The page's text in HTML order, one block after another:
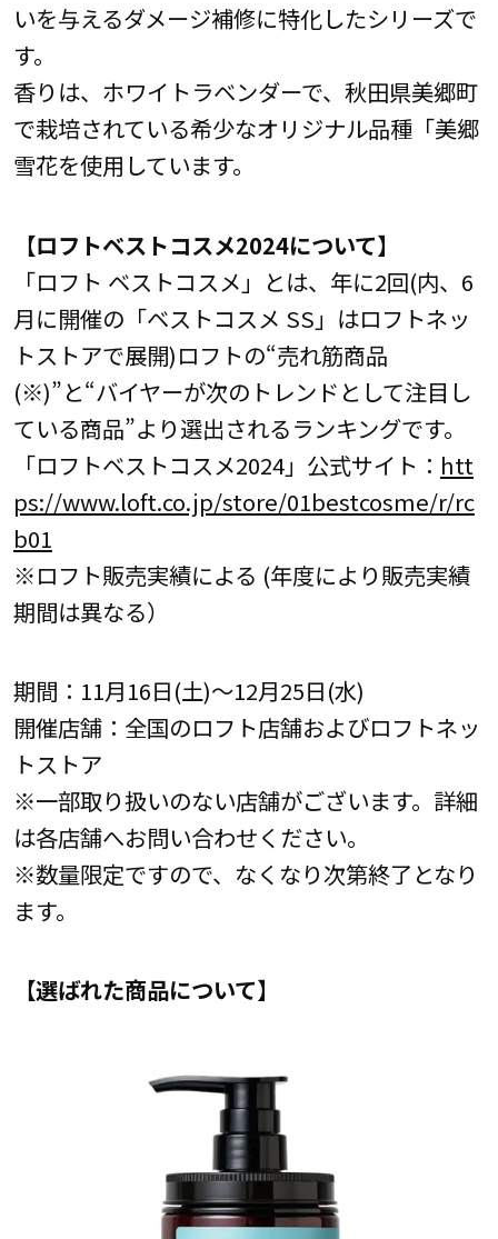
いを与えるダメージ補修に特化したシリーズで
す。
香りは、ホワイトラベンダーで、秋田県美郷町
で栽培されている希少なオリジナル品種「美郷
雪花を使用しています。
【ロフトベストコスメ2024について】
「ロフト ベストコスメ」とは、年に2回(内、6
月に開催の「ベストコスメ SS」はロフトネッ
トストアで展開)ロフトの“売れ筋商品
(※)”と“バイヤーが次のトレンドとして注目し
ている商品”より選出されるランキングです。
「ロフトベストコスメ2024」公式サイト： htt
ps://www.loft.co.jp/store/01bestcosme/r/rc
b01
※ロフト販売実績による (年度により販売実績
期間は異なる）
期間：11月16日(土)～12月25日(水)
開催店舗：全国のロフト店舗およびロフトネッ
トストア
※一部取り扱いのない店舗がございます。詳細
は各店舗へお問い合わせください。
※数量限定ですので、なくなり次第終了となり
ます。
【選ばれた商品について】